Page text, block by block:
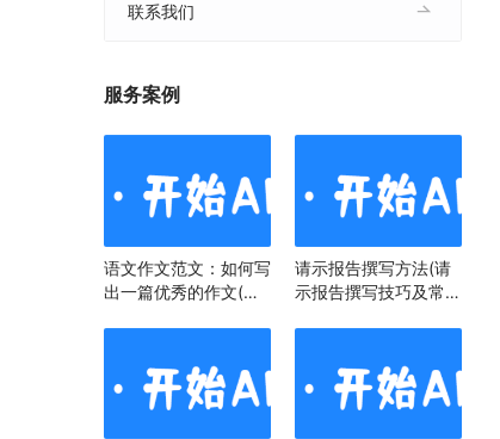
联系我们
服务案例
语文作文范文：如何写
出一篇优秀的作文(语
请示报告撰写方法(请
示报告撰写技巧及常见